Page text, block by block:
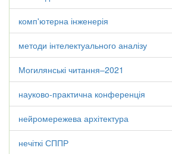
комп'ютерна інженерія
методи інтелектуального аналізу
Могилянські читання–2021
науково-практична конференція
нейромережева архітектура
нечіткі СППР